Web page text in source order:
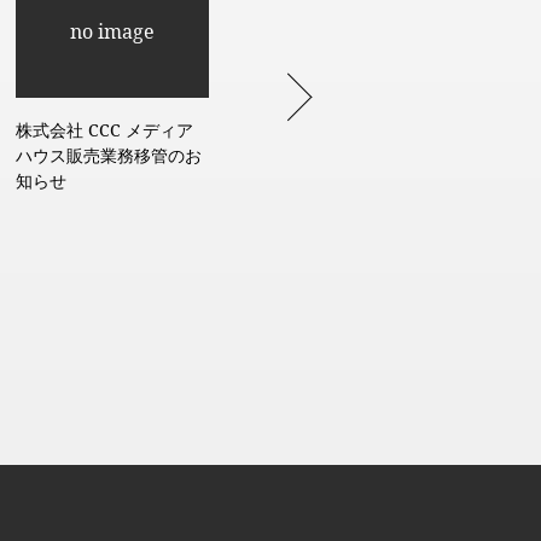
株式会社 CCC メディア
ハウス販売業務移管のお
知らせ